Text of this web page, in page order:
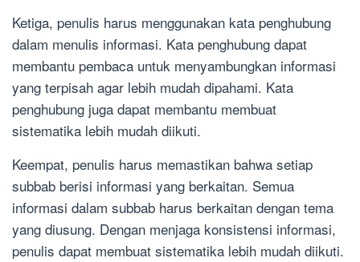
Ketiga, penulis harus menggunakan kata penghubung
dalam menulis informasi. Kata penghubung dapat
membantu pembaca untuk menyambungkan informasi
yang terpisah agar lebih mudah dipahami. Kata
penghubung juga dapat membantu membuat
sistematika lebih mudah diikuti.
Keempat, penulis harus memastikan bahwa setiap
subbab berisi informasi yang berkaitan. Semua
informasi dalam subbab harus berkaitan dengan tema
yang diusung. Dengan menjaga konsistensi informasi,
penulis dapat membuat sistematika lebih mudah diikuti.